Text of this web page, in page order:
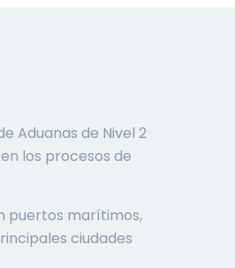
Aduanas de Nivel 2
los procesos de
puertos marítimos,
ciudades